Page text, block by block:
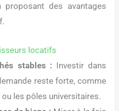
des avantages
locatifs
stables : Investir dans
reste forte, comme
ou les pôles universitaires.